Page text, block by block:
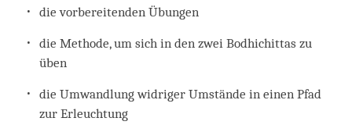
die vorbereitenden Übungen
die Methode, um sich in den zwei Bodhichittas zu
üben
die Umwandlung widriger Umstände in einen Pfad
zur Erleuchtung